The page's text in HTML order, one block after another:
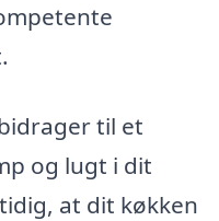
til et
og lugt i dit
at dit køkken